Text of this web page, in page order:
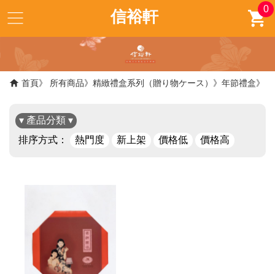
信裕軒 0
首頁 所有商品 精緻禮盒系列（贈り物ケース） 年節禮盒
▾ 產品分類 ▾
排序方式：
熱門度 新上架 價格低 價格高